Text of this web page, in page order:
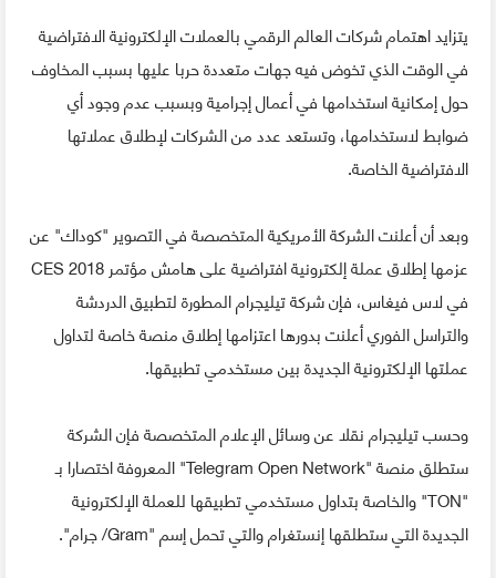
يتزايد اهتمام شركات العالم الرقمي بالعملات الإلكترونية الافتراضية
في الوقت الذي تخوض فيه جهات متعددة حربا عليها بسبب المخاوف
حول إمكانية استخدامها في أعمال إجرامية وبسبب عدم وجود أي
ضوابط لاستخدامها، وتستعد عدد من الشركات لإطلاق عملاتها
الافتراضية الخاصة.
وبعد أن أعلنت الشركة الأمريكية المتخصصة في التصوير "كوداك" عن
عزمها إطلاق عملة إلكترونية افتراضية على هامش مؤتمر CES 2018
في لاس فيغاس، فإن شركة تيليجرام المطورة لتطبيق الدردشة
والتراسل الفوري أعلنت بدورها اعتزامها إطلاق منصة خاصة لتداول
عملتها الإلكترونية الجديدة بين مستخدمي تطبيقها.
وحسب تيليجرام نقلا عن وسائل الإعلام المتخصصة فإن الشركة
ستطلق منصة "Telegram Open Network" المعروفة اختصارا بـ
"TON" والخاصة بتداول مستخدمي تطبيقها للعملة الإلكترونية
الجديدة التي ستطلقها إنستغرام والتي تحمل إسم "Gram/ جرام".